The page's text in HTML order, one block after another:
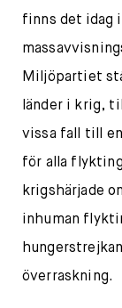
finns det idag
Miljöpartiet
länder i krig,
vissa fall till
för alla
krigshärjade
inhuman
överraskning.